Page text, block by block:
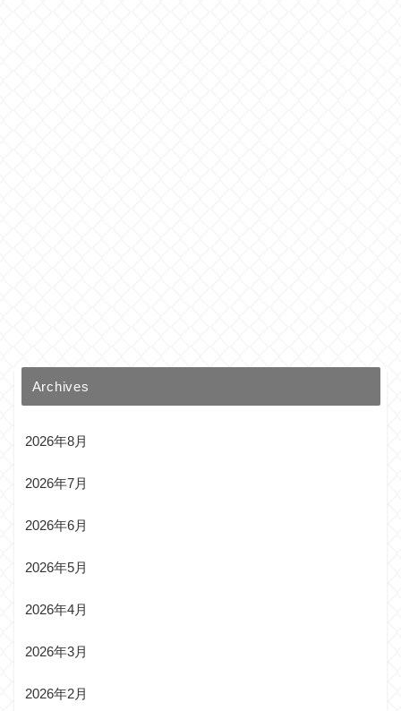
Archives
2026年8月
2026年7月
2026年6月
2026年5月
2026年4月
2026年3月
2026年2月